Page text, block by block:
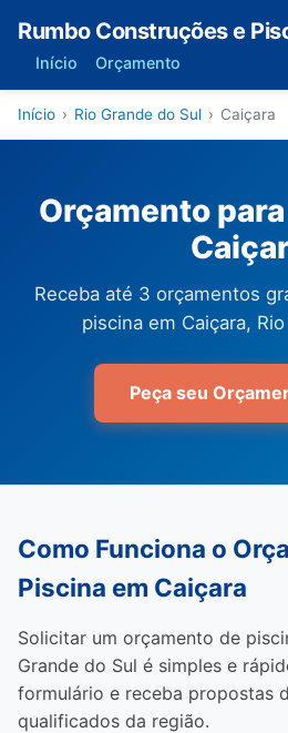
Rumbo Construções e
Início Orçamento
Início › Rio Grande do Sul › Caiçara
Orçamento
Receba até 3 orçamentos
piscina em Caiçara,
Peça seu
Como Funciona o
Piscina em Caiçara
Solicitar um orçamento de
Grande do Sul é simples e
formulário e receba propostas
qualificados da região.